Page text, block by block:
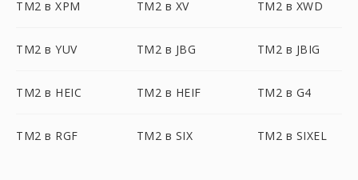
TM2 в XPM TM2 в XV TM2 в XWD
TM2 в YUV TM2 в JBG TM2 в JBIG
TM2 в HEIC TM2 в HEIF TM2 в G4
TM2 в RGF TM2 в SIX TM2 в SIXEL